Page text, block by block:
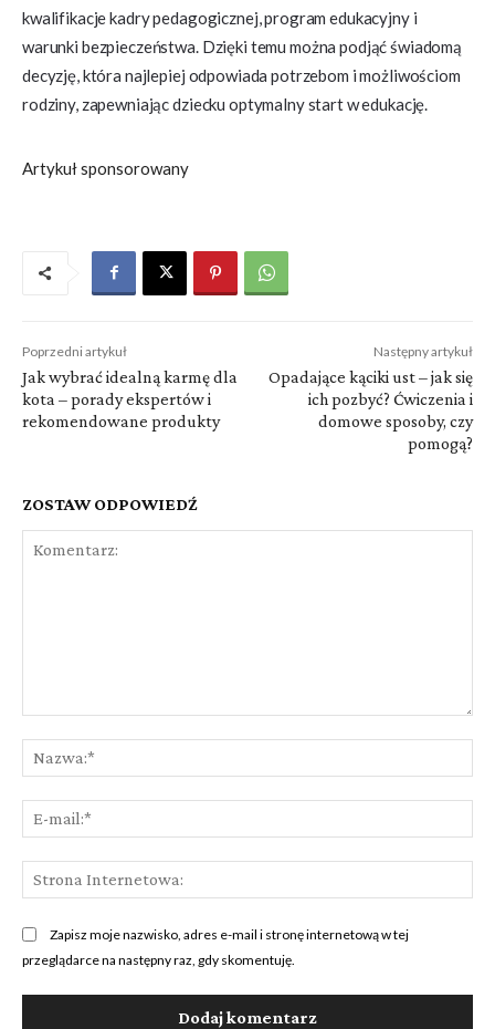
kwalifikacje kadry pedagogicznej, program edukacyjny i
warunki bezpieczeństwa. Dzięki temu można podjąć świadomą
decyzję, która najlepiej odpowiada potrzebom i możliwościom
rodziny, zapewniając dziecku optymalny start w edukację.
Artykuł sponsorowany
Poprzedni artykuł
Jak wybrać idealną karmę dla
kota – porady ekspertów i
rekomendowane produkty
Następny artykuł
Opadające kąciki ust – jak się
ich pozbyć? Ćwiczenia i
domowe sposoby, czy
pomogą?
ZOSTAW ODPOWIEDŹ
Zapisz moje nazwisko, adres e-mail i stronę internetową w tej
przeglądarce na następny raz, gdy skomentuję.